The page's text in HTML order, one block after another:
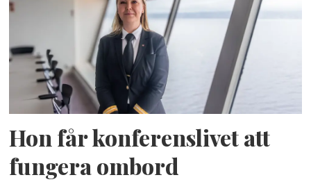
Hon får konferenslivet att
fungera ombord